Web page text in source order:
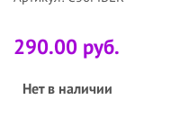
290.00 руб.
Нет в наличии